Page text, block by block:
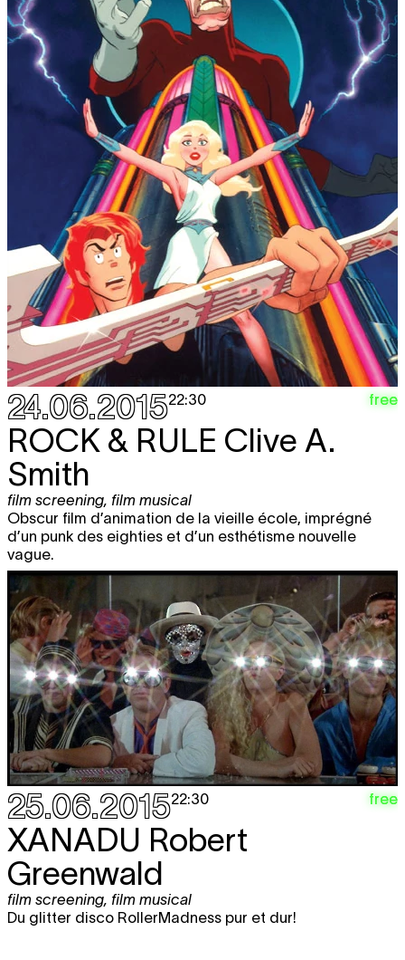
24.06.201522:30 free
ROCK & RULE Clive A.
Smith
film screening film musical
Obscur film d’animation de la vieille école, imprégné
d’un punk des eighties et d’un esthétisme nouvelle
vague.
25.06.201522:30 free
XANADU Robert
Greenwald
film screening, film musical
Du glitter disco RollerMadness pur et dur!